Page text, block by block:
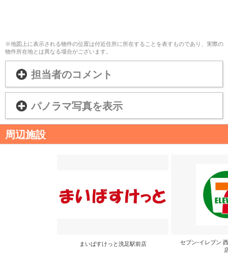
※地図上に表示される物件の位置は付近住所に所在することを表すものであり、実際の
物件所在地とは異なる場合がございます。
担当者のコメント
パノラマ写真を表示
周辺施設
まいばすけっと洗足駅前店
セブン-イレブン